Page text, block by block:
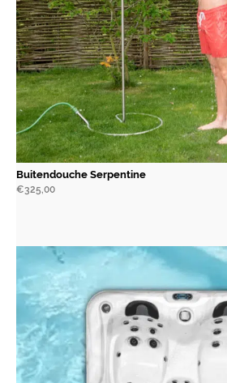
Buitendouche Serpentine
€325,00